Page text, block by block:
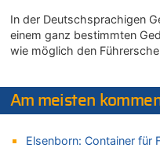
07.08.2026 - 12:43 von
Zweite Hitzewelle in
In Belgien missachten
Tempolimit in 30er-Zonen
In Belgien missachten
In der Deutschsprachigen
einem ganz bestimmten
wie möglich den
Am meisten
Elsenborn: Container für